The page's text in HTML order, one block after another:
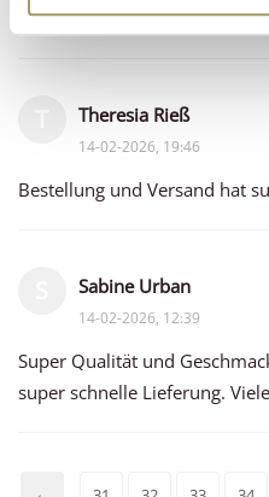
Guter Käse und schnelle
Theresia Rieß
14-02-2026, 19:46
Bestellung und Versand hat
Sabine Urban
14-02-2026, 12:39
Super Qualität und
super schnelle Lieferung.